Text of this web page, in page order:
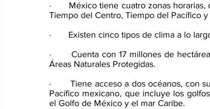
·       México tiene cuatro zonas
Tiempo del Centro, Tiempo del Pacífico
·       Existen cinco tipos de clima a lo
·       Cuenta con 17 millones de
Áreas Naturales Protegidas.
·       Tiene acceso a dos océanos, con
Pacífico mexicano, que incluye los
el Golfo de México y el mar Caribe.